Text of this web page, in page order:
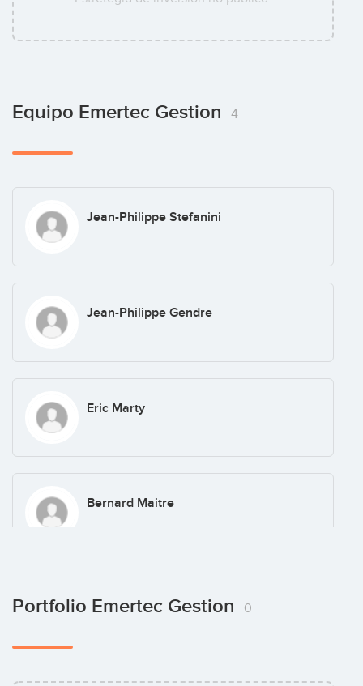
Equipo Emertec Gestion 4
Jean-Philippe Stefanini
Jean-Philippe Gendre
Eric Marty
Bernard Maitre
Portfolio Emertec Gestion 0